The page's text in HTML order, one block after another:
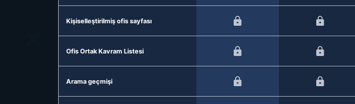
Kişiselleştirilmiş ofis sayfası
Ofis Ortak Kavram Listesi
Arama geçmişi